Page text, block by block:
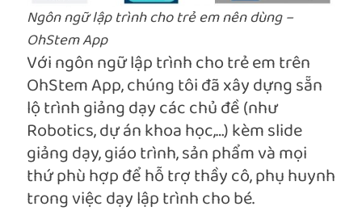
Ngôn ngữ lập trình cho trẻ em nên dùng –
OhStem App
Với ngôn ngữ lập trình cho trẻ em trên
OhStem App, chúng tôi đã xây dựng sẵn
lộ trình giảng dạy các chủ đề (như
Robotics, dự án khoa học,…) kèm slide
giảng dạy, giáo trình, sản phẩm và mọi
thứ phù hợp để hỗ trợ thầy cô, phụ huynh
trong việc dạy lập trình cho bé.